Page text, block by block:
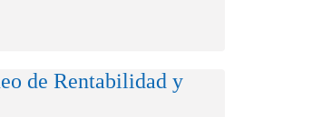
de Rentabilidad y